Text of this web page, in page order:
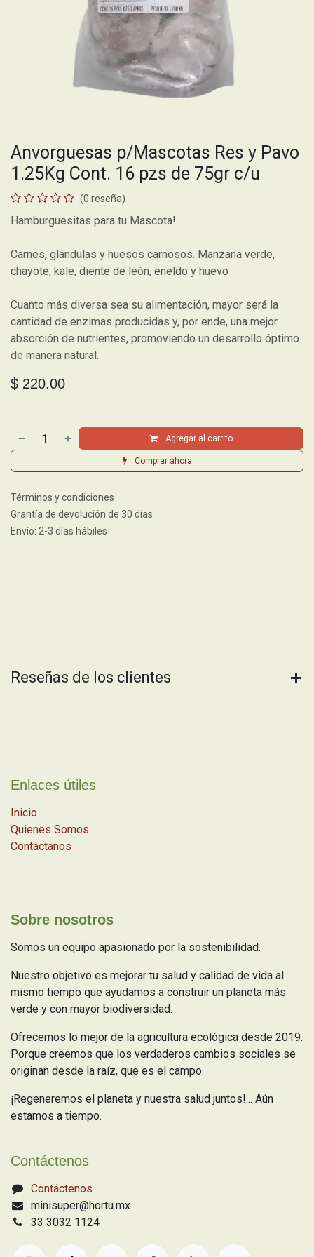
Anvorguesas p/Mascotas Res y Pavo
1.25Kg Cont. 16 pzs de 75gr c/u
(0 reseña)
Hamburguesitas para tu Mascota!
Carnes, glándulas y huesos carnosos. Manzana verde,
chayote, kale, diente de león, eneldo y huevo
Cuanto más diversa sea su alimentación, mayor será la
cantidad de enzimas producidas y, por ende, una mejor
absorción de nutrientes, promoviendo un desarrollo óptimo
de manera natural.
$ 220.00
Agregar al carrito
Comprar ahora
Términos y condiciones
Grantía de devolución de 30 días
Envío: 2-3 días hábiles
Reseñas de los clientes
Enlaces útiles
Inicio
Quienes Somos
Contáctanos
Sobre nosotros
Somos un equipo apasionado por la sostenibilidad.
Nuestro objetivo es mejorar tu salud y calidad de vida al
mismo tiempo que ayudamos a construir un planeta más
verde y con mayor biodiversidad.
Ofrecemos lo mejor de la agricultura ecológica desde 2019.
Porque creemos que los verdaderos cambios sociales se
originan desde la raíz, que es el campo.
¡Regeneremos el planeta y nuestra salud juntos!... Aún
estamos a tiempo.
Contáctenos
Contáctenos
minisuper@hortu.mx
33 3032 1124